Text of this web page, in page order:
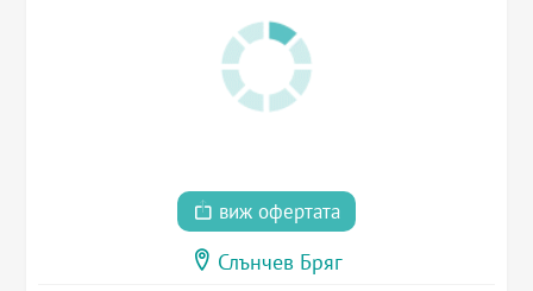
виж офертата
Слънчев Бряг